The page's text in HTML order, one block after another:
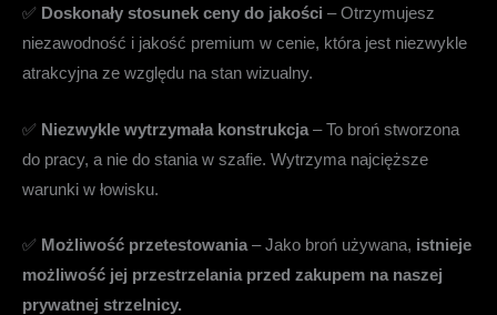
✅ Doskonały stosunek ceny do jakości – Otrzymujesz
niezawodność i jakość premium w cenie, która jest niezwykle
atrakcyjna ze względu na stan wizualny.
✅ Niezwykle wytrzymała konstrukcja – To broń stworzona
do pracy, a nie do stania w szafie. Wytrzyma najcięższe
warunki w łowisku.
✅ Możliwość przetestowania – Jako broń używana, istnieje
możliwość jej przestrzelania przed zakupem na naszej
prywatnej strzelnicy.